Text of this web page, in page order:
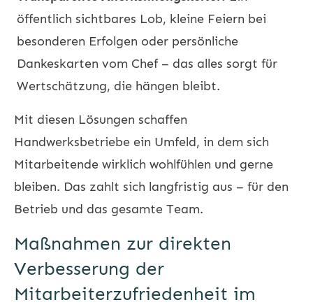
öffentlich sichtbares Lob, kleine Feiern bei
besonderen Erfolgen oder persönliche
Dankeskarten vom Chef – das alles sorgt für
Wertschätzung, die hängen bleibt.
Mit diesen Lösungen schaffen
Handwerksbetriebe ein Umfeld, in dem sich
Mitarbeitende wirklich wohlfühlen und gerne
bleiben. Das zahlt sich langfristig aus – für den
Betrieb und das gesamte Team.
Maßnahmen zur direkten
Verbesserung der
Mitarbeiterzufriedenheit im